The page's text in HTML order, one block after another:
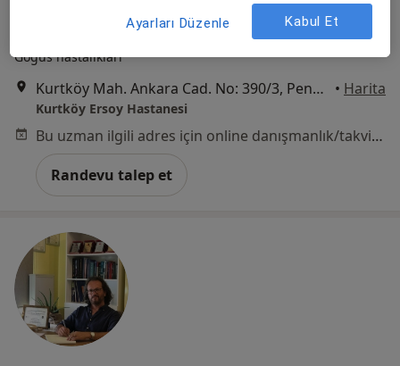
Uzm. Dr. Hüseyin Acar
Göğüs hastalıkları
Kurtköy Mah. Ankara Cad. No: 390/3, Pendik • Harita
Kurtköy Ersoy Hastanesi
Bu uzman ilgili adres için online danışmanlık/takvim sunmuyor.
Randevu talep et
Ayarları Düzenle Kabul Et